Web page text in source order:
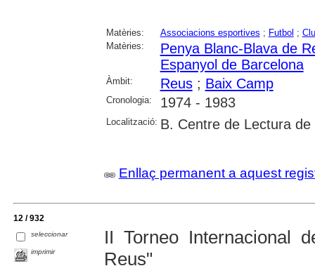
Matèries: Associacions esportives ; Futbol ;
Matèries:
Penya Blanc-Blava de
Espanyol de Barcelona
Àmbit: Reus; Baix Camp
Cronologia: 1974 - 1983
Localització: B. Centre de Lectura de
Enllaç permanent a aquest
12 / 932
seleccionar
imprimir
II Torneo Internacional
Reus"